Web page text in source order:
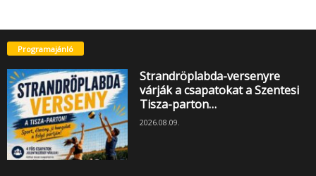
Programajánló
Strandröplabda-versenyre
várják a csapatokat a Szentesi
Tisza-parton…
2026.08.09.